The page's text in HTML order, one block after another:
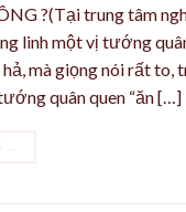
?(Tại trung tâm
linh một vị tướng
mà giọng nói rất to,
quân quen “ăn […]